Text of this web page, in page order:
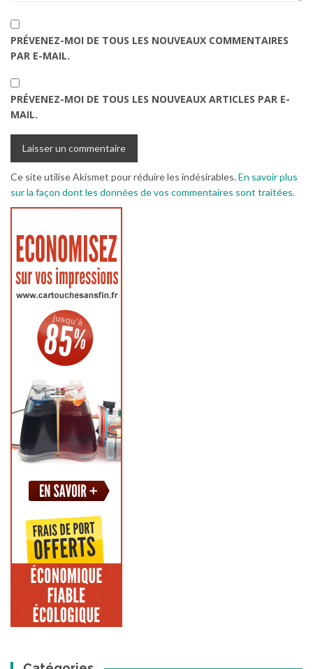
PRÉVENEZ-MOI DE TOUS LES NOUVEAUX COMMENTAIRES
PAR E-MAIL.
PRÉVENEZ-MOI DE TOUS LES NOUVEAUX ARTICLES PAR E-
MAIL.
Ce site utilise Akismet pour réduire les indésirables.En savoir plus
sur la façon dont les données de vos commentaires sont traitées.